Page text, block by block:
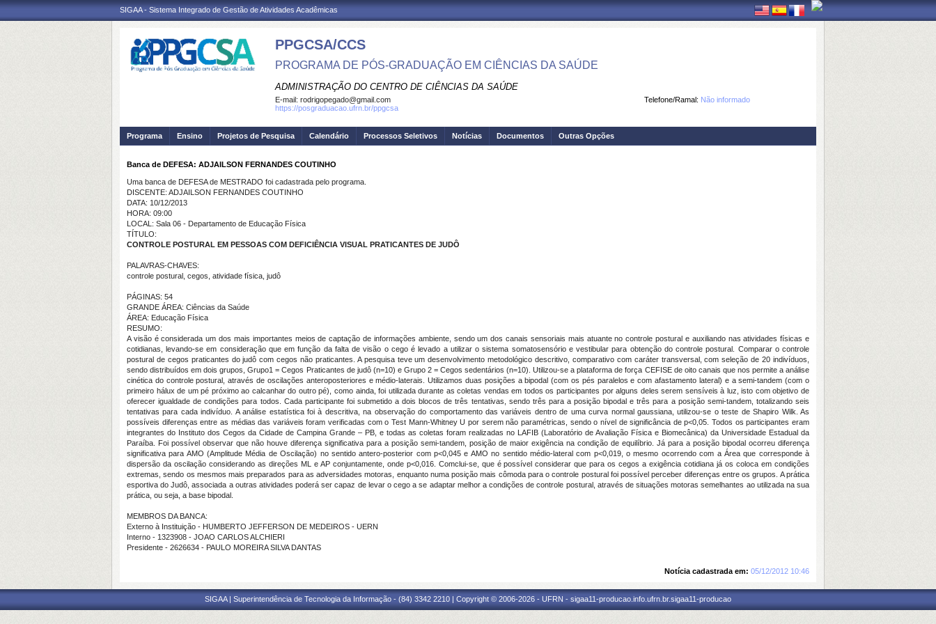
SIGAA - Sistema Integrado de Gestão de Atividades Acadêmicas
PPGCSA/CCS
PROGRAMA DE PÓS-GRADUAÇÃO EM CIÊNCIAS DA SAÚDE
ADMINISTRAÇÃO DO CENTRO DE CIÊNCIAS DA SAÚDE
Telefone/Ramal: Não informado
E-mail: rodrigopegado@gmail.com
https://posgraduacao.ufrn.br/ppgcsa
Programa Ensino Projetos de Pesquisa Calendário Processos Seletivos Notícias Documentos Outras Opções
Banca de DEFESA: ADJAILSON FERNANDES COUTINHO
Uma banca de DEFESA de MESTRADO foi cadastrada pelo programa.
DISCENTE: ADJAILSON FERNANDES COUTINHO
DATA: 10/12/2013
HORA: 09:00
LOCAL: Sala 06 - Departamento de Educação Física
TÍTULO:
CONTROLE POSTURAL EM PESSOAS COM DEFICIÊNCIA VISUAL PRATICANTES DE JUDÔ
PALAVRAS-CHAVES:
controle postural, cegos, atividade física, judô
PÁGINAS: 54
GRANDE ÁREA: Ciências da Saúde
ÁREA: Educação Física
RESUMO:
A visão é considerada um dos mais importantes meios de captação de informações ambiente, sendo um dos canais sensoriais mais atuante no controle postural e auxiliando nas atividades físicas e
cotidianas, levando-se em consideração que em função da falta de visão o cego é levado a utilizar o sistema somatosensório e vestibular para obtenção do controle postural. Comparar o controle
postural de cegos praticantes do judô com cegos não praticantes. A pesquisa teve um desenvolvimento metodológico descritivo, comparativo com caráter transversal, com seleção de 20 indivíduos,
sendo distribuídos em dois grupos, Grupo1 = Cegos Praticantes de judô (n=10) e Grupo 2 = Cegos sedentários (n=10). Utilizou-se a plataforma de força CEFISE de oito canais que nos permite a análise
cinética do controle postural, através de oscilações anteroposteriores e médio-laterais. Utilizamos duas posições a bipodal (com os pés paralelos e com afastamento lateral) e a semi-tandem (com o
primeiro hálux de um pé próximo ao calcanhar do outro pé), como ainda, foi utilizada durante as coletas vendas em todos os participantes por alguns deles serem sensíveis à luz, isto com objetivo de
oferecer igualdade de condições para todos. Cada participante foi submetido a dois blocos de três tentativas, sendo três para a posição bipodal e três para a posição semi-tandem, totalizando seis
tentativas para cada indivíduo. A análise estatística foi à descritiva, na observação do comportamento das variáveis dentro de uma curva normal gaussiana, utilizou-se o teste de Shapiro Wilk. As
possíveis diferenças entre as médias das variáveis foram verificadas com o Test Mann-Whitney U por serem não paramétricas, sendo o nível de significância de p<0,05. Todos os participantes eram
integrantes do Instituto dos Cegos da Cidade de Campina Grande – PB, e todas as coletas foram realizadas no LAFIB (Laboratório de Avaliação Física e Biomecânica) da Universidade Estadual da
Paraíba. Foi possível observar que não houve diferença significativa para a posição semi-tandem, posição de maior exigência na condição de equilíbrio. Já para a posição bipodal ocorreu diferença
significativa para AMO (Amplitude Média de Oscilação) no sentido antero-posterior com p<0,045 e AMO no sentido médio-lateral com p<0,019, o mesmo ocorrendo com a Área que corresponde à
dispersão da oscilação considerando as direções ML e AP conjuntamente, onde p<0,016. Comclui-se, que é possível considerar que para os cegos a exigência cotidiana já os coloca em condições
extremas, sendo os mesmos mais preparados para as adversidades motoras, enquanto numa posição mais cômoda para o controle postural foi possível perceber diferenças entre os grupos. A prática
esportiva do Judô, associada a outras atividades poderá ser capaz de levar o cego a se adaptar melhor a condições de controle postural, através de situações motoras semelhantes ao utilizada na sua
prática, ou seja, a base bipodal.
MEMBROS DA BANCA:
Externo à Instituição - HUMBERTO JEFFERSON DE MEDEIROS - UERN
Interno - 1323908 - JOAO CARLOS ALCHIERI
Presidente - 2626634 - PAULO MOREIRA SILVA DANTAS
Notícia cadastrada em: 05/12/2012 10:46
SIGAA | Superintendência de Tecnologia da Informação - (84) 3342 2210 | Copyright © 2006-2026 - UFRN - sigaa11-producao.info.ufrn.br.sigaa11-producao